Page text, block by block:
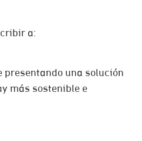
a:
una solución
más sostenible e